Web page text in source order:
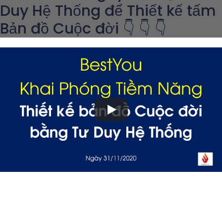
Duy Hệ Thống để Thiết kế tấm
Bản đồ Cuộc đời 👇 👇 👇